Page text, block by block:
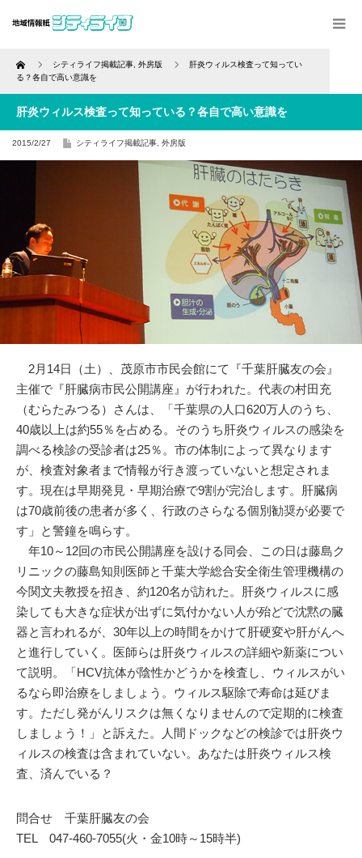
Home シティライフ掲載記事 外房版
肝炎ウィルス検査って知ってい
る？各自で高い意識を
肝炎ウィルス検査って知っている？各自で高い意識を
2015/2/27 シティライフ掲載記事 外房版
2月14日（土）、茂原市市民会館にて『千葉肝臓友の会』
主催で『肝臓病市民公開講座』が行われた。代表の村田充
（むらたみつる）さんは、「千葉県の人口620万人のうち、
40歳以上は約55％を占める。そのうち肝炎ウィルスの感染を
調べる検診の受診者は25％。市の体制によって異なります
が、検査対象者まで情報が行き渡っていないと想定されま
す。現在は早期発見・早期治療で9割が完治します。肝臓病
は70歳前後の患者が多く、行政のさらなる個別勧奨が必要で
す」と警鐘を鳴らす。
年10～12回の市民公開講座を設ける同会、この日は藤島ク
リニックの藤島知則医師と千葉大学総合安全衛生管理機構の
今関文夫教授を招き、約120名が訪れた。肝炎ウィルスに感
染しても大きな症状が出ずに気付かない人が殆どで沈黙の臓
器と言われるが、30年以上の時間をかけて肝硬変や肝がんへ
と進行していく。医師らは肝炎ウィルスの詳細や新薬につい
て説明。「HCV抗体が陰性かどうかを検査し、ウィルスがい
るなら即治療をしましょう。ウィルス駆除で寿命は延びま
す。ただし発がんリスクは無くなりませんので定期的に検査
しましょう！」と訴えた。人間ドックなどの検診では肝炎ウ
ィルスの検査は含まれていない。あなたは肝炎ウィルス検
査、済んでいる？
問合せ 千葉肝臓友の会
TEL 047-460-7055(火・金10時～15時半)